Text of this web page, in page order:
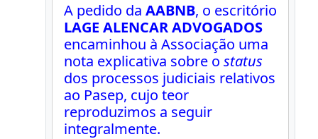
A pedido da AABNB, o escritório
LAGE ALENCAR ADVOGADOS
encaminhou à Associação uma
nota explicativa sobre o status
dos processos judiciais relativos
ao Pasep, cujo teor
reproduzimos a seguir
integralmente.